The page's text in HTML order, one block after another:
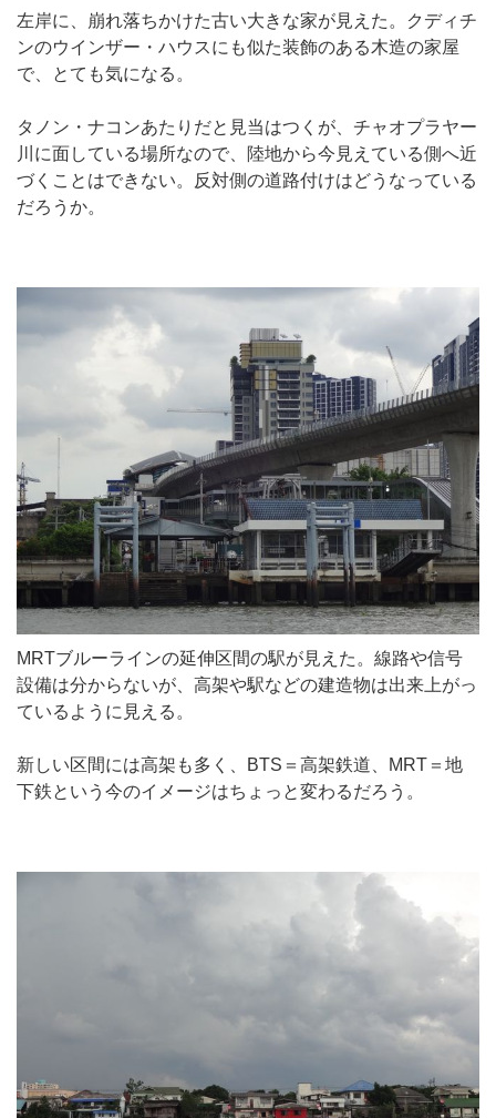
左岸に、崩れ落ちかけた古い大きな家が見えた。クディチ
ンのウインザー・ハウスにも似た装飾のある木造の家屋
で、とても気になる。
タノン・ナコンあたりだと見当はつくが、チャオプラヤー
川に面している場所なので、陸地から今見えている側へ近
づくことはできない。反対側の道路付けはどうなっている
だろうか。
MRTブルーラインの延伸区間の駅が見えた。線路や信号
設備は分からないが、高架や駅などの建造物は出来上がっ
ているように見える。
新しい区間には高架も多く、BTS＝高架鉄道、MRT＝地
下鉄という今のイメージはちょっと変わるだろう。